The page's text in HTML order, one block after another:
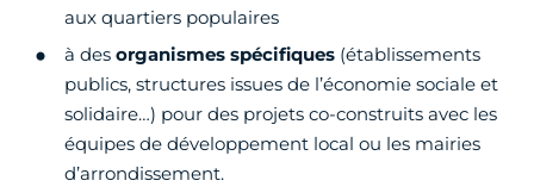
aux quartiers populaires
à des organismes spécifiques (établissements
publics, structures issues de l’économie sociale et
solidaire…) pour des projets co-construits avec les
équipes de développement local ou les mairies
d’arrondissement.